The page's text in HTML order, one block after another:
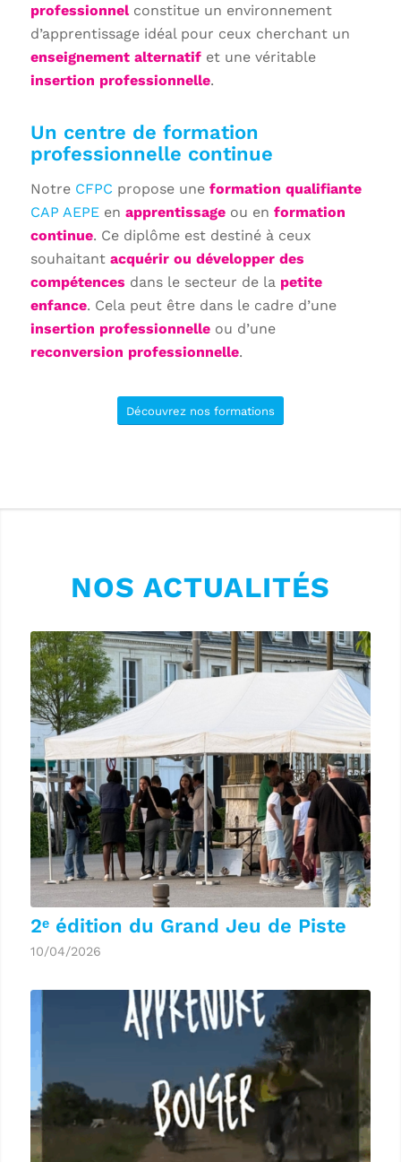
professionnelconstitue un environnement
d’apprentissage idéal pour ceux cherchant un
enseignement alternatifet une véritable
insertion professionnelle.
Un centre de formation
professionnelle continue
Notre CFPC propose une formation qualifiante
CAP AEPE en apprentissageou en formation
continue. Ce diplôme est destiné à ceux
souhaitant acquérir ou développer des
compétences dans le secteur de la petite
enfance. Cela peut être dans le cadre d’une
insertion professionnelleou d’une
reconversion professionnelle.
Découvrez nos formations
NOS ACTUALITÉS
2ᵉ édition du Grand Jeu de Piste
10/04/2026